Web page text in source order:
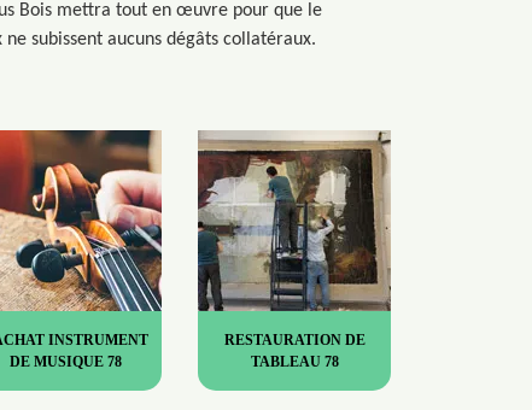
Bois mettra tout en œuvre pour que le
subissent aucuns dégâts collatéraux.
INSTRUMENT
DE MUSIQUE 78
RESTAURATION DE
TABLEAU 78